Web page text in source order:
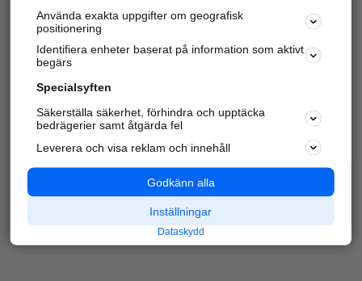
Varje vecka besöker du och4 miljoner
andra
härliga användare oss för att hitta rätt lokal
information om företag, privatpersoner och
platser.
Använda exakta uppgifter om geografisk
positionering
Identifiera enheter baserat på information som aktivt
begärs
Specialsyften
Säkerställa säkerhet, förhindra och upptäcka
bedrägerier samt åtgärda fel
Leverera och visa reklam och innehåll
Godkänn alla
Inställningar
Dataskydd